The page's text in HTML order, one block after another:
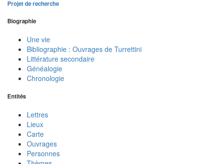
Projet de recherche
Biographie
Une vie
Bibliographie : Ouvrages de Turrettini
Littérature secondaire
Généalogie
Chronologie
Entités
Lettres
Lieux
Carte
Ouvrages
Personnes